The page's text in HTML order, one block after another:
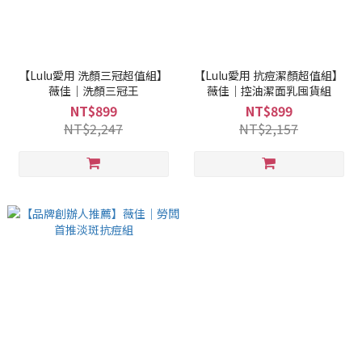
【Lulu愛用 洗顏三冠超值組】
薇佳｜洗顏三冠王
NT$899
NT$2,247
【Lulu愛用 抗痘潔顏超值組】
薇佳｜控油潔面乳囤貨組
NT$899
NT$2,157